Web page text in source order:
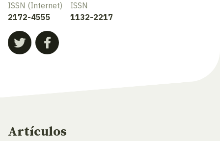
ISSN (Internet)
2172-4555
ISSN
1132-2217
Artículos